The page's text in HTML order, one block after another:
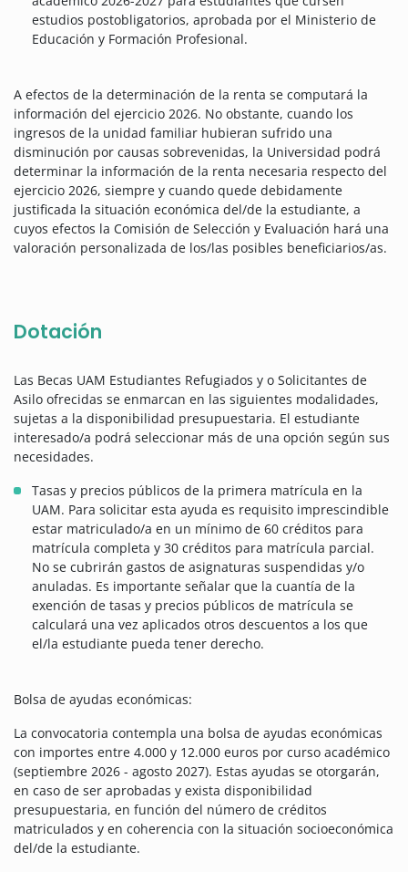
estudios postobligatorios, aprobada por el Ministerio de
Educación y Formación Profesional.
A efectos de la determinación de la renta se computará la
información del ejercicio 2026. No obstante, cuando los
ingresos de la unidad familiar hubieran sufrido una
disminución por causas sobrevenidas, la Universidad podrá
determinar la información de la renta necesaria respecto del
ejercicio 2026, siempre y cuando quede debidamente
justificada la situación económica del/de la estudiante, a
cuyos efectos la Comisión de Selección y Evaluación hará una
valoración personalizada de los/las posibles beneficiarios/as.
Dotación
Las Becas UAM Estudiantes Refugiados y o Solicitantes de
Asilo ofrecidas se enmarcan en las siguientes modalidades,
sujetas a la disponibilidad presupuestaria. El estudiante
interesado/a podrá seleccionar más de una opción según sus
necesidades.
Tasas y precios públicos de la primera matrícula en la
UAM. Para solicitar esta ayuda es requisito imprescindible
estar matriculado/a en un mínimo de 60 créditos para
matrícula completa y 30 créditos para matrícula parcial.
No se cubrirán gastos de asignaturas suspendidas y/o
anuladas. Es importante señalar que la cuantía de la
exención de tasas y precios públicos de matrícula se
calculará una vez aplicados otros descuentos a los que
el/la estudiante pueda tener derecho.
Bolsa de ayudas económicas:
La convocatoria contempla una bolsa de ayudas económicas
con importes entre 4.000 y 12.000 euros por curso académico
(septiembre 2026 - agosto 2027). Estas ayudas se otorgarán,
en caso de ser aprobadas y exista disponibilidad
presupuestaria, en función del número de créditos
matriculados y en coherencia con la situación socioeconómica
del/de la estudiante.